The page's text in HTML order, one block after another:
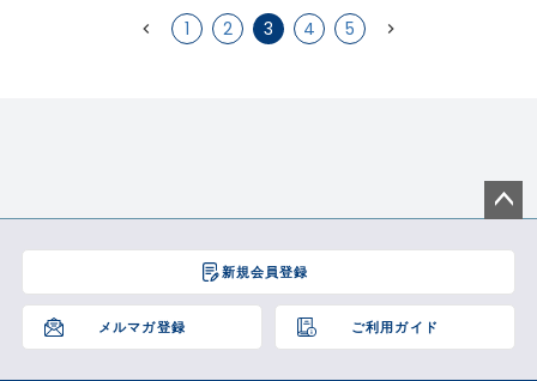
1 2 3 4 5
新規会員登録
メルマガ登録 ご利用ガイド
ジト
へ